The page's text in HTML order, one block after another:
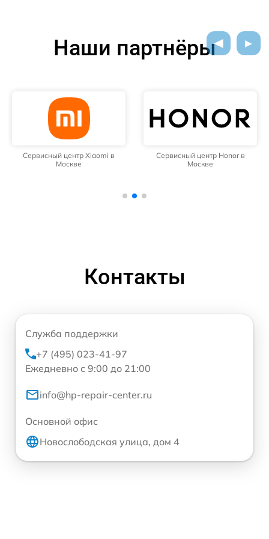
Наши партнёры
Сервисный центр Xiaomi в
Москве
Сервисный центр Honor в
Москве
Контакты
Служба поддержки
+7 (495) 023-41-97
Ежедневно с 9:00 до 21:00
info@hp-repair-center.ru
Основной офис
Новослободская улица, дом 4